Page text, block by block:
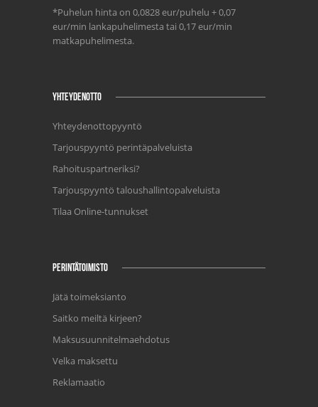
*Puhelun hinta on 0,0828 eur/puhelu + 0,07
eur/min lankapuhelimesta tai 0,17 eur/min
matkapuhelimesta.
YHTEYDENOTTO
Yhteydenottopyyntö
Tarjouspyyntö perintäpalveluista
Rahoituspartneriksi?
Tarjouspyyntö taloushallintopalveluista
Tilaa Online-tunnukset
PERINTÄTOIMISTO
Jätä toimeksianto
Saitko meiltä kirjeen?
Maksusuunnitelmaehdotus
Velka maksettu
Reklamaatio